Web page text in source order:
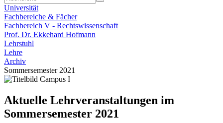
Universität
Fachbereiche & Fächer
Fachbereich V - Rechtswissenschaft
Prof. Dr. Ekkehard Hofmann
Lehrstuhl
Lehre
Archiv
Sommersemester 2021
Aktuelle Lehrveranstaltungen im
Sommersemester 2021